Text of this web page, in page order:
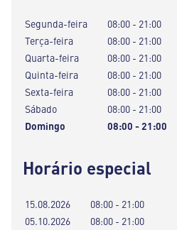
Segunda-feira
08:00 - 21:00
Terça-feira
08:00 - 21:00
Quarta-feira
08:00 - 21:00
Quinta-feira
08:00 - 21:00
Sexta-feira
08:00 - 21:00
Sábado
08:00 - 21:00
Domingo
08:00 - 21:00
Horário especial
15.08.2026
08:00 - 21:00
05.10.2026
08:00 - 21:00